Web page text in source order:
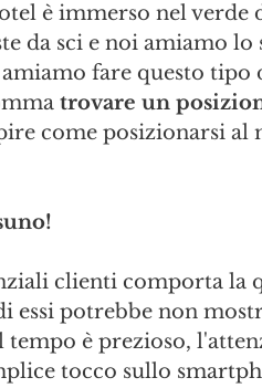
è immerso nel verde
da sci e noi amiamo lo
fare questo tipo
trovare un
come posizionarsi al
clienti comporta la
essi potrebbe non
è prezioso,
tocco sullo